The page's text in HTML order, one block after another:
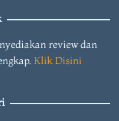
review dan
Klik Disini